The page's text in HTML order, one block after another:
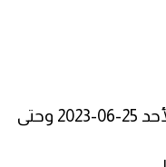
يبدأ التسجيل للوظيفة ابتداءً من الأحد 25-06-2023 وحتى